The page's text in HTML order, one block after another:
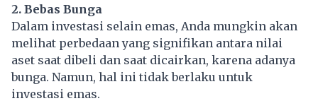
2. Bebas Bunga
Dalam investasi selain emas, Anda mungkin akan
melihat perbedaan yang signifikan antara nilai
aset saat dibeli dan saat dicairkan, karena adanya
bunga. Namun, hal ini tidak berlaku untuk
investasi emas.